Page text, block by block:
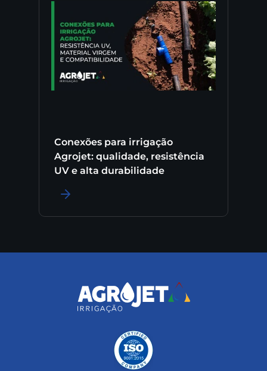
Conexões para irrigação
Agrojet: qualidade, resistência
UV e alta durabilidade